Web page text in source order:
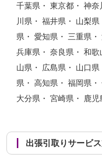
千葉県・ 東京都・ 神
川県・ 福井県・ 山梨
県・ 愛知県・ 三重県・
兵庫県・ 奈良県・ 和
山県・ 広島県・ 山口
県・ 高知県・ 福岡県・
大分県・ 宮崎県・ 鹿児
出張引取りサービ